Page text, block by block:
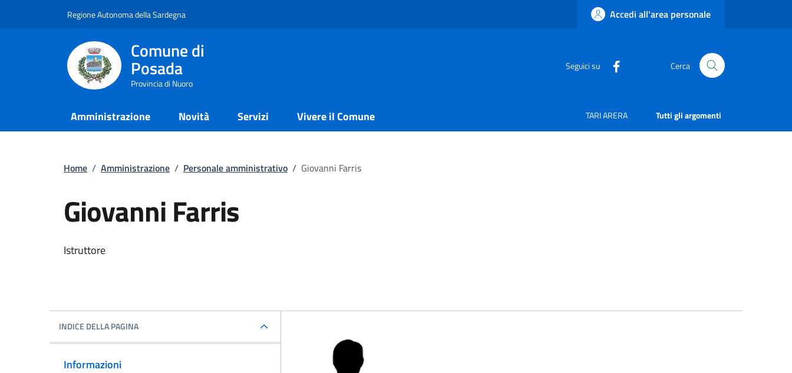
Regione Autonoma della Sardegna Accedi all'area personale
Comune di
Posada
Provincia di Nuoro
Seguici su Cerca
Amministrazione Novità Servizi Vivere il Comune TARI ARERA Tutti gli argomenti
Home / Amministrazione / Personale amministrativo / Giovanni Farris
Giovanni Farris
Istruttore
INDICE DELLA PAGINA
Informazioni